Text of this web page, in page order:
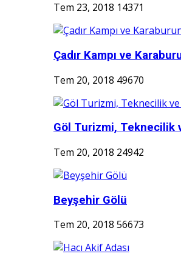
Tem 23, 2018 14371
Çadır Kampı ve
Tem 20, 2018 49670
Göl Turizmi, Teknecilik
Tem 20, 2018 24942
Beyşehir Gölü
Tem 20, 2018 56673